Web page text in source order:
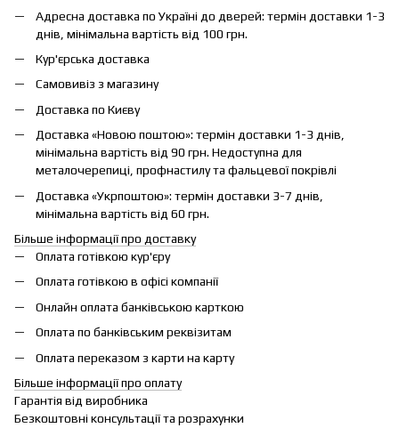
Адресна доставка по Україні до дверей: термін доставки 1-3
днів, мінімальна вартість від 100 грн.
Кур'єрська доставка
Самовивіз з магазину
Доставка по Києву
Доставка «Новою поштою»: термін доставки 1-3 днів,
мінімальна вартість від 90 грн. Недоступна для
металочерепиці, профнастилу та фальцевої покрівлі
Доставка «Укрпоштою»: термін доставки 3-7 днів,
мінімальна вартість від 60 грн.
Більше інформації про доставку
Оплата готівкою кур'єру
Оплата готівкою в офісі компанії
Онлайн оплата банківською карткою
Оплата по банківським реквізитам
Оплата переказом з карти на карту
Більше інформації про оплату
Гарантія від виробника
Безкоштовні консультації та розрахунки